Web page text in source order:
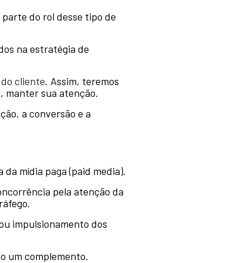
do rol desse tipo de
na estratégia de
cliente. Assim, teremos
manter sua atenção.
a conversão e a
mídia paga (paid media).
pela atenção da
impulsionamento dos
um complemento.